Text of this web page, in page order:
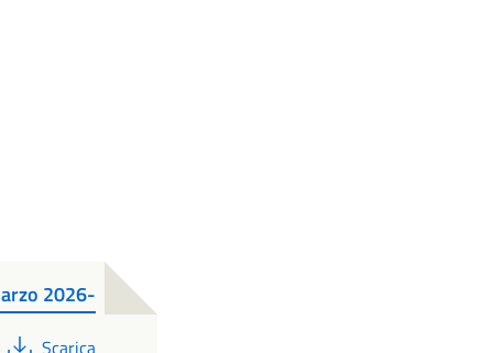
2026-
PDF
Scarica